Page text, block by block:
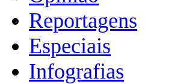
Reportagens
Especiais
Infografias